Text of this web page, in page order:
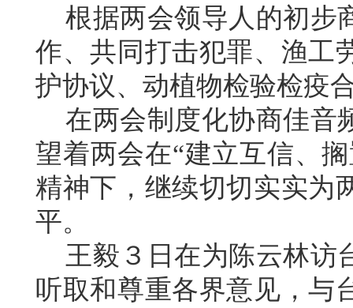
根据两会领导人的初步
作、共同打击犯罪、渔工
护协议、动植物检验检疫
在两会制度化协商佳音
望着两会在“建立互信、
精神下，继续切切实实为
平。
王毅３日在为陈云林访
听取和尊重各界意见，与